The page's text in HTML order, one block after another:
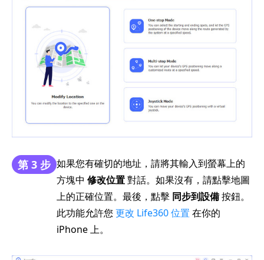
第 3 步 如果您有確切的地址，請將其輸入到螢幕上的
方塊中 修改位置對話。如果沒有，請點擊地圖
上的正確位置。最後，點擊 同步到設備按鈕。
此功能允許您 更改 Life360 位置 在你的
iPhone 上。